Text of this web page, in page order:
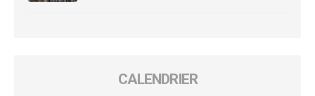
CALENDRIER